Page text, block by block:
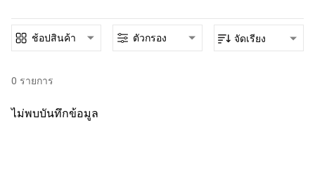
0 รายการ
ช้อปสินค้า ตัวกรอง จัดเรียง
ไม่พบบันทึกข้อมูล